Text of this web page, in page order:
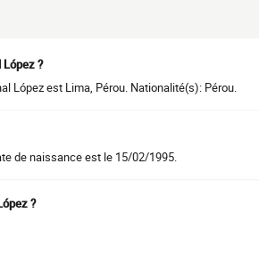
?
López est Lima, Pérou. Nationalité(s): Pérou.
de naissance est le 15/02/1995.
?